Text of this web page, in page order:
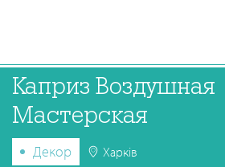
Каприз Воздушная
Мастерская
Декор Харків